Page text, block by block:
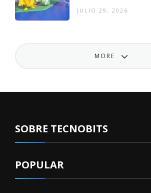
JULIO 29, 2026
MORE
SOBRE TECNOBITS
POPULAR